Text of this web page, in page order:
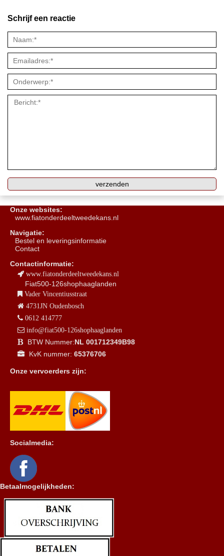
Schrijf een reactie
Onze websites:
www.fiatonderdeeltweedekans.nl
Navigatie:
Bestel en leveringsinformatie
Contact
Contactinformatie:
www.fiatonderdeeltweedekans.nl
Fiat500-126shophaaglanden
Vader Vincentiusstraat
4731JN Oudenbosch
0612 414777
info@fiat500-126shophaaglanden
BTW Nummer:NL 001712349B98
KvK nummer: 65376706
Onze vervoerders zijn:
Socialmedia:
Betaalmogelijkheden: